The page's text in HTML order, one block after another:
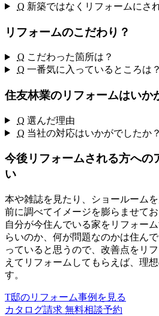
Q 新築ではなくリフォームにさ
リフォームのこだわり？
Q こだわった箇所は？
Q 一番気に入っているところは？
住友林業のリフォームはいか
Q 選んだ理由
Q 当社の対応はいかがでしたか？
今後リフォームされる方への
い
本や雑誌を見たり、ショールーム
前に調べてイメージを膨らませてお
自分が今住んでいる家をリフォー
らいのか、何が問題なのかは住ん
っていると思うので、改善点をリ
えてリフォームしてもらえば、理
す。
T邸のリフォーム事例を見る
カタログ請求 無料相談予約